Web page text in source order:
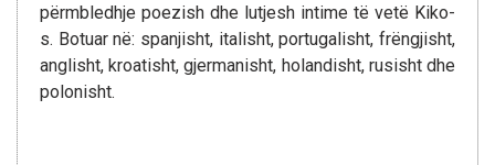
përmbledhje poezish dhe lutjesh intime të vetë Kiko-
s. Botuar në: spanjisht, italisht, portugalisht, frëngjisht,
anglisht, kroatisht, gjermanisht, holandisht, rusisht dhe
polonisht.